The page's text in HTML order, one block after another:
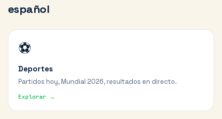
español
⚽
Deportes
Partidos hoy, Mundial 2026, resultados en directo.
Explorar →